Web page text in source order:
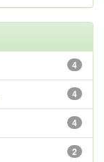
4
4
4
2